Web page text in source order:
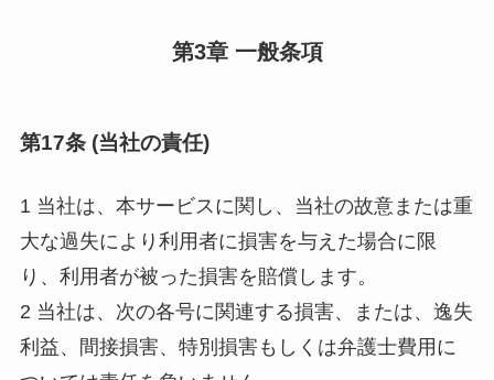
第3章 一般条項
第17条 (当社の責任)
1 当社は、本サービスに関し、当社の故意または重
大な過失により利用者に損害を与えた場合に限
り、利用者が被った損害を賠償します。
2 当社は、次の各号に関連する損害、または、逸失
利益、間接損害、特別損害もしくは弁護士費用に